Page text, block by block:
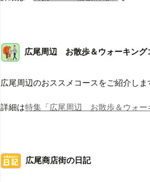
広尾周辺 お散歩＆ウォーキング
広尾周辺のおススメコースをご紹介しま
詳細は特集「広尾周辺 お散歩＆ウォー
広尾商店街の日記